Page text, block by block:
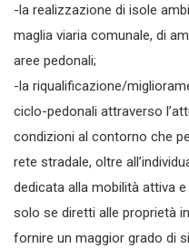
-la realizzazione di isole
maglia viaria comunale, di
aree pedonali;
-la riqualificazione/
ciclo-pedonali attraverso
condizioni al contorno che
rete stradale, oltre
dedicata alla mobilità attiva
solo se diretti alle proprietà
fornire un maggior grado di